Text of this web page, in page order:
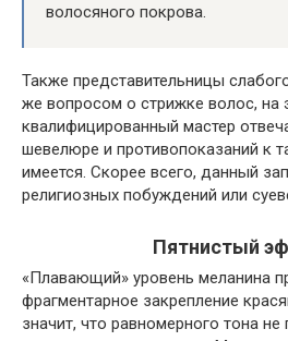
волосяного покрова.
Также представительницы
же вопросом о стрижке волос, на
квалифицированный мастер
шевелюре и противопоказаний к
имеется. Скорее всего, данный
религиозных побуждений или
Пятнистый
«Плавающий» уровень меланина
фрагментарное закрепление
значит, что равномерного тона не